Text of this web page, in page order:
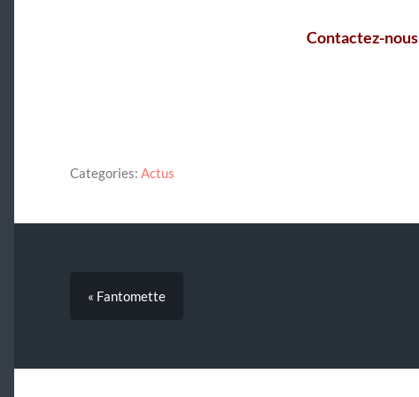
Contactez-nous
Categories: Actus
« Fantomette